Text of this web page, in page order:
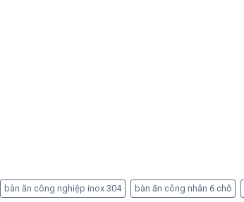
bàn ăn công nghiệp inox 304 bàn ăn công nhân 6 chỗ